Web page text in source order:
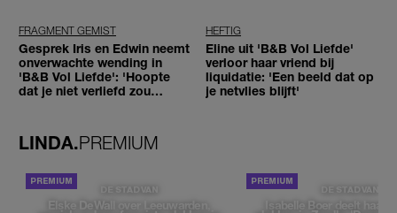
FRAGMENT GEMIST
Gesprek Iris en Edwin neemt
onverwachte wending in
'B&B Vol Liefde': 'Hoopte
dat je niet verliefd zou
HEFTIG
Eline uit 'B&B Vol Liefde'
verloor haar vriend bij
liquidatie: 'Een beeld dat op
je netvlies blijft'
LINDA.PREMIUM
DE STAD VAN
Elske DeWall over Leeuwarden,
DE STAD VAN
Isabelle Boer deelt haar